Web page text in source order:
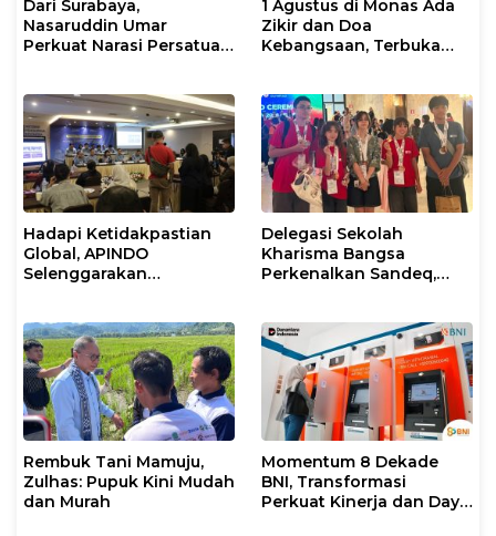
Dari Surabaya,
Nasaruddin Umar
Perkuat Narasi Persatuan
1 Agustus di Monas Ada
Zikir dan Doa
Kebangsaan, Terbuka
Hadapi Ketidakpastian
Global, APINDO
Selenggarakan
Ketahanan Ekonomi
Nasional
Delegasi Sekolah
Kharisma Bangsa
Perkenalkan Sandeq,
STEAM Olympiad 2026 di
Roma
Rembuk Tani Mamuju,
Zulhas: Pupuk Kini Mudah
dan Murah
Momentum 8 Dekade
BNI, Transformasi
Perkuat Kinerja dan Daya